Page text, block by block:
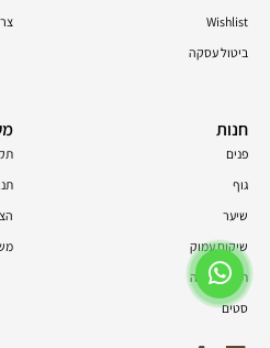
Wishlist
ביטול עסקה
חנות
פנים
גוף
שיער
שיקום עמוק
תוספי תזונה
סטים